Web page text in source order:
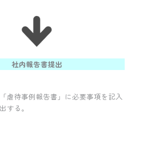
社内報告書提出
虐待事例報告書」に必要事項を記入
する。